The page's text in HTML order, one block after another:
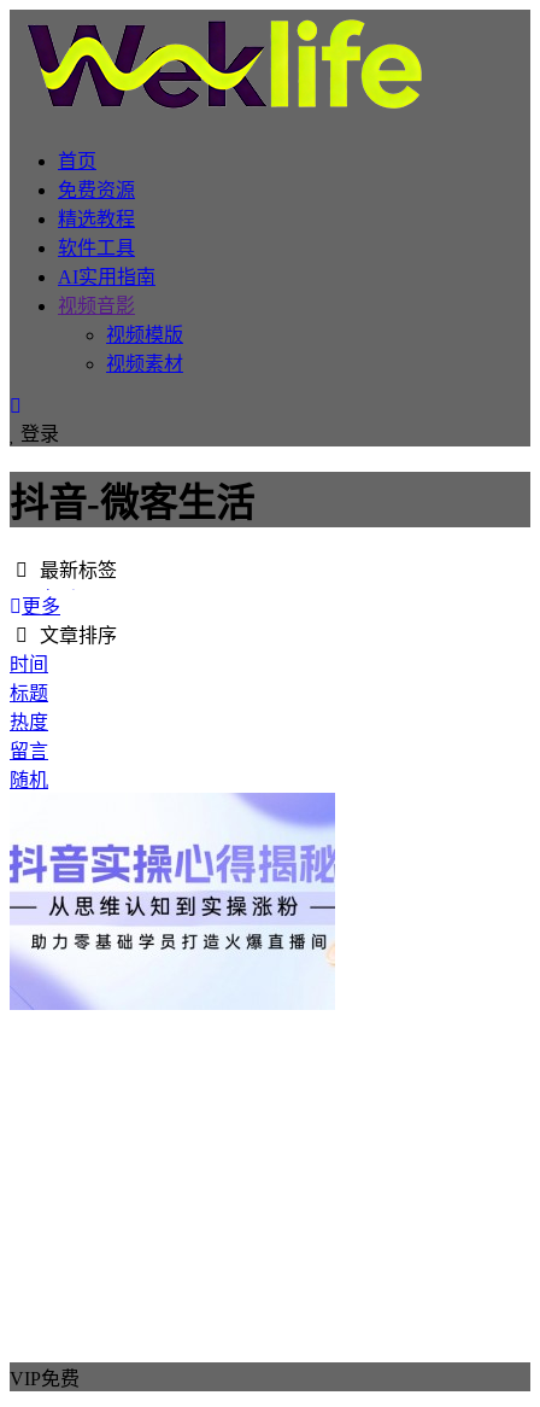
首页
免费资源
精选教程
软件工具
AI实用指南
视频音影
视频模版
视频素材
登录
抖音-微客生活
最新标签
QQ音乐
AI工作流
文案写作
轻量工具
图片处理
Excel工具
办公辅助
Excel
海洋素材
海底世界
4K视频素材
转场空镜
高清素材
自然风景
城市素材
延时摄影
更多
文章排序
时间
标题
热度
留言
随机
VIP免费